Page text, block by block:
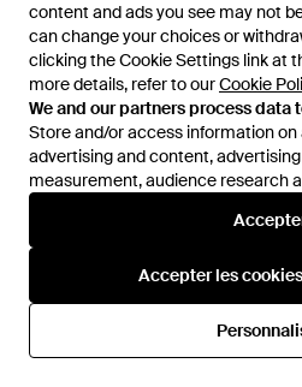
content and ads you see may not
can change your choices or
clicking the Cookie Settings link at
more details, refer to ourCookie
We and our partners process data
Store and/or access information on
advertising and content,
measurement, audience research
Accepter les
content and ads you see may not
can change your choices or
clicking the Cookie Settings link at
more details, refer to ourCookie
We and our partners process data
Store and/or access information on
advertising and content,
measurement, audience research
Accepter les
54 €51 €
Edmmond Studios
T-